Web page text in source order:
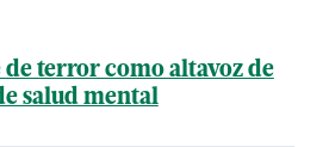
terror como altavoz de
salud mental